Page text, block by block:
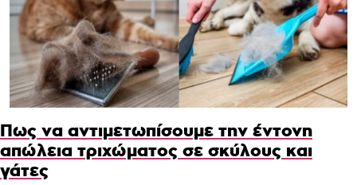
Πως να αντιμετωπίσουμε την έντονη
απώλεια τριχώματος σε σκύλους και
γάτες